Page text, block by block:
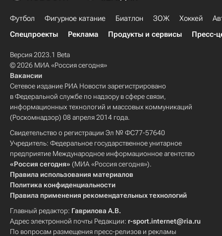
Футбол Фигурное катание Биатлон ЗОЖ Хоккей
Спецпроекты
Реклама Продукты и сервисы Пресс-
Версия 2023.1 Beta
© 2026 МИА «Россия сегодня»
Вакансии
Сетевое издание РИА Новости зарегистрировано
в Федеральной службе по надзору в сфере связи,
информационных технологий и массовых коммуникаций
(Роскомнадзор) 08 апреля 2014 года.
Свидетельство о регистрации Эл № ФС77-57640
Учредитель: Федеральное государственное унитарное
предприятие Международное информационное агентство
«Россия сегодня» (МИА «Россия сегодня»).
Правила использования материалов
Политика конфиденциальности
Правила применения рекомендательных технологий
Главный редактор: Гаврилова А.В.
Адрес электронной почты Редакции: r-sport.internet@ria.ru
По вопросам размещения пресс-релизов и рекламы